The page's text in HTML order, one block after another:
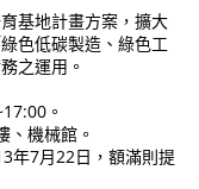
基地計畫方案，擴大
色低碳製造、綠色工
之運用。
。
、機械館。
年7月22日，額滿則提